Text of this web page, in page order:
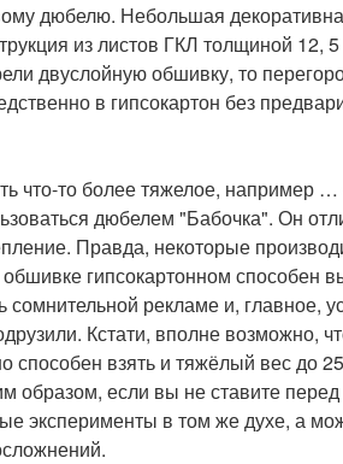
дюбелю. Небольшая
из листов ГКЛ толщиной 12,
двуслойную обшивку, то
в гипсокартон без
что-то более тяжелое, например
дюбелем "Бабочка". Он
Правда, некоторые
гипсокартонном способен
рекламе и, главное,
Кстати, вполне возможно,
взять и тяжёлый вес до
образом, если вы не ставите
эксперименты в том же духе, а